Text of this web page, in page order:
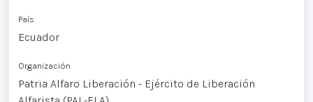
País
Ecuador
Organización
Patria Alfaro Liberación - Ejército de Liberación